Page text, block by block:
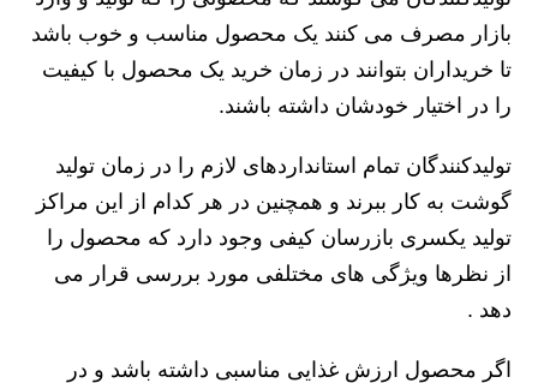
بازار مصرف می‌ کنند یک محصول مناسب و خوب باشد
تا خریداران بتوانند در زمان خرید یک محصول با کیفیت
را در اختیار خودشان داشته باشند.
تولیدکنندگان تمام استانداردهای لازم را در زمان تولید
گوشت به کار ببرند و همچنین در هر کدام از این مراکز
تولید یکسری بازرسان کیفی وجود دارد که محصول را
از نظرها ویژگی های مختلفی مورد بررسی قرار می‌
دهد .
اگر محصول ارزش غذایی مناسبی داشته باشد و در